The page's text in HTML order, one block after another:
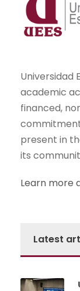
Universidad
academic
financed,
present in
its
Learn more
Latest